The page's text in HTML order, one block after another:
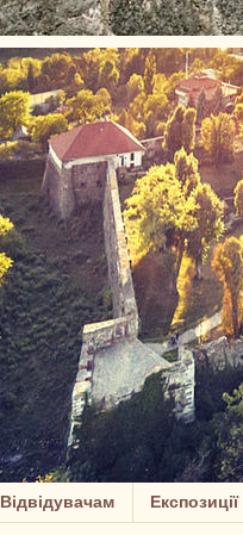
Відвідувачам Експозиції